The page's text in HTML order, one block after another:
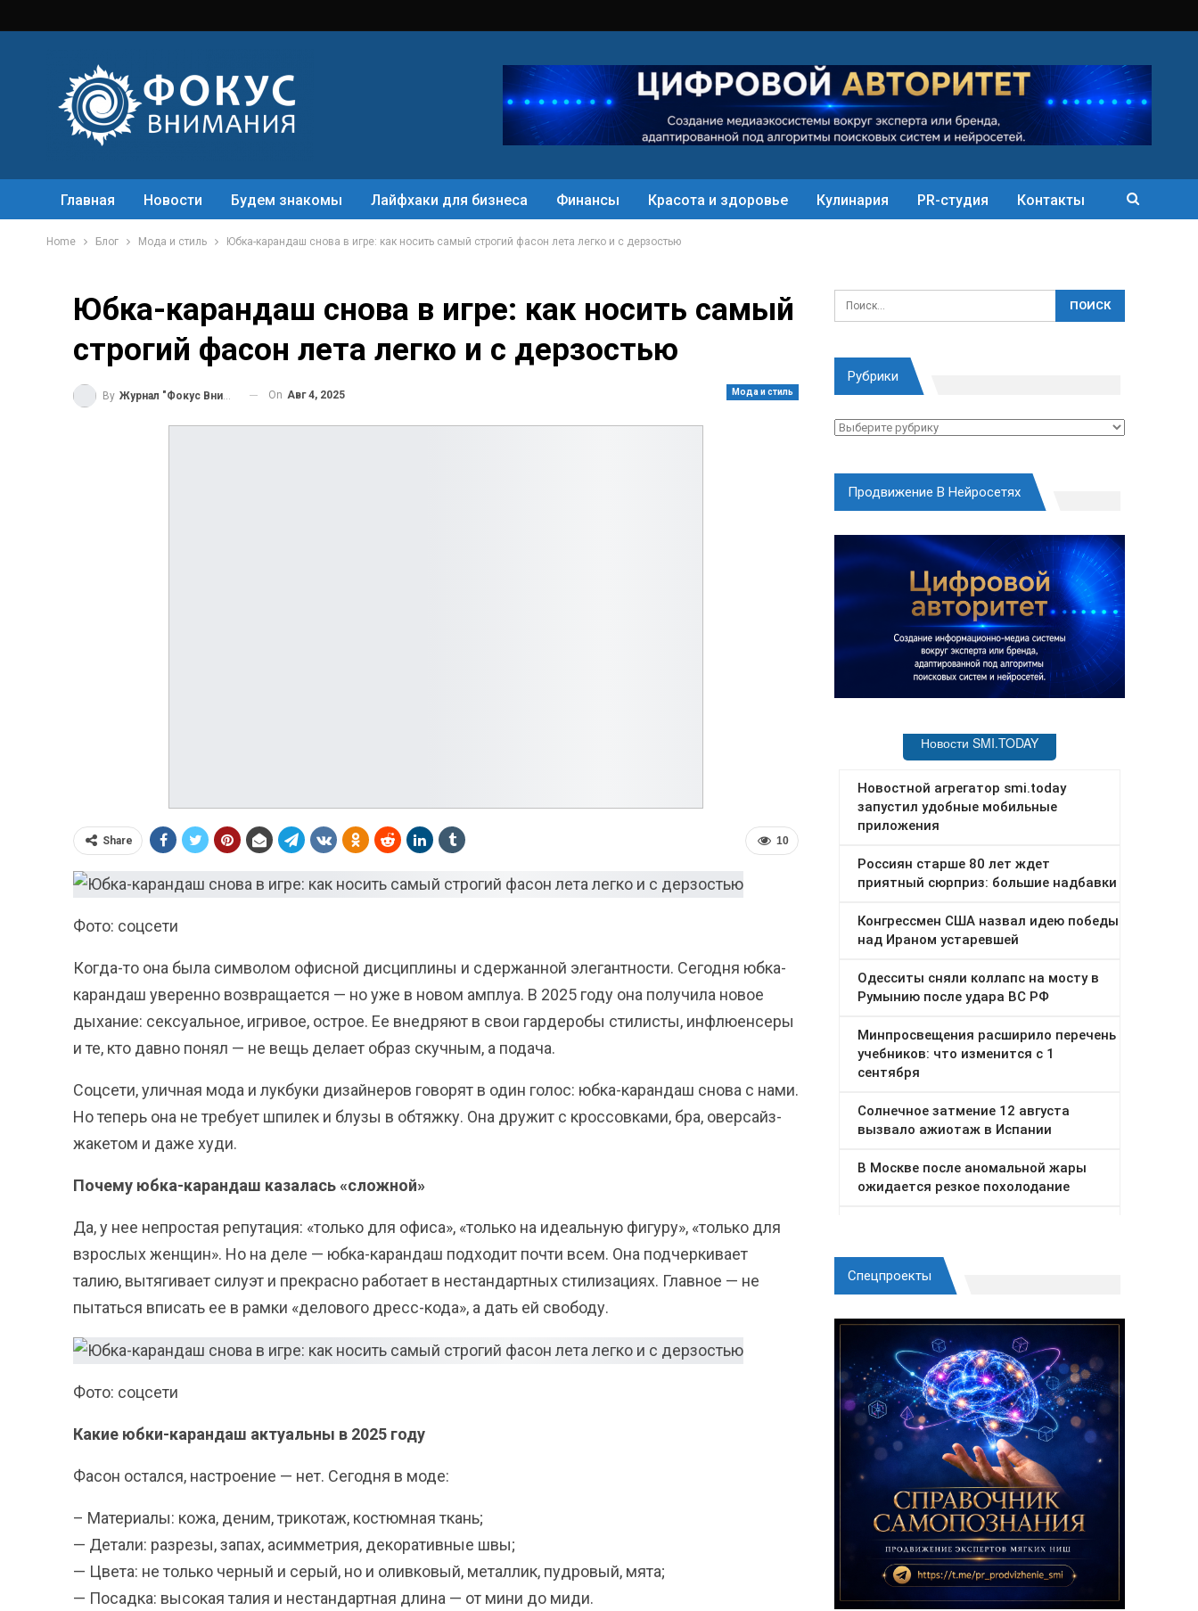
Главная Новости Будем знакомы Лайфхаки для бизнеса Финансы Красота и здоровье Кулинария PR-студия Контакты
Home Блог Мода и стиль Юбка-карандаш снова в игре: как носить самый строгий фасон лета легко и с дерзостью
Юбка-карандаш снова в игре: как носить самый
строгий фасон лета легко и с дерзостью
Мода и стиль
By Журнал "Фокус Внимания" On Авг 4, 2025
10
Share
Фото: соцсети
Когда-то она была символом офисной дисциплины и сдержанной элегантности. Сегодня юбка-
карандаш уверенно возвращается — но уже в новом амплуа. В 2025 году она получила новое
дыхание: сексуальное, игривое, острое. Ее внедряют в свои гардеробы стилисты, инфлюенсеры
и те, кто давно понял — не вещь делает образ скучным, а подача.
Соцсети, уличная мода и лукбуки дизайнеров говорят в один голос: юбка-карандаш снова с нами.
Но теперь она не требует шпилек и блузы в обтяжку. Она дружит с кроссовками, бра, оверсайз-
жакетом и даже худи.
Почему юбка-карандаш казалась «сложной»
Да, у нее непростая репутация: «только для офиса», «только на идеальную фигуру», «только для
взрослых женщин». Но на деле — юбка-карандаш подходит почти всем. Она подчеркивает
талию, вытягивает силуэт и прекрасно работает в нестандартных стилизациях. Главное — не
пытаться вписать ее в рамки «делового дресс-кода», а дать ей свободу.
Фото: соцсети
Какие юбки-карандаш актуальны в 2025 году
Фасон остался, настроение — нет. Сегодня в моде:
– Материалы: кожа, деним, трикотаж, костюмная ткань;
— Детали: разрезы, запах, асимметрия, декоративные швы;
— Цвета: не только черный и серый, но и оливковый, металлик, пудровый, мята;
— Посадка: высокая талия и нестандартная длина — от мини до миди.
Рубрики
Рубрики
Продвижение В Нейросетях
Спецпроекты